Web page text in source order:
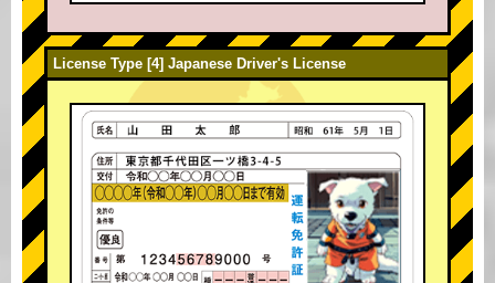
License Type [4] Japanese Driver's License